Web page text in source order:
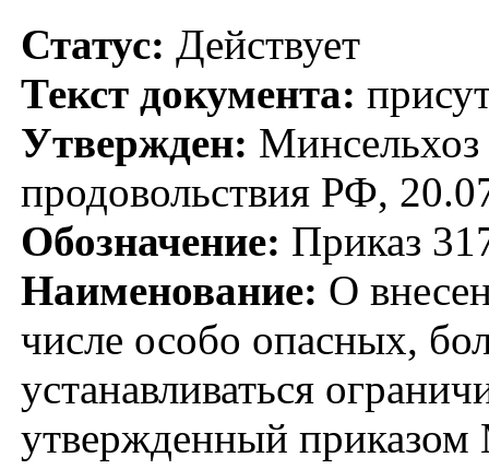
Статус: Действует
Текст документа:
Утвержден: Минсельхоз
продовольствия РФ,
Обозначение: Приказ
Наименование: О
числе особо опасных,
устанавливаться
утвержденный приказом